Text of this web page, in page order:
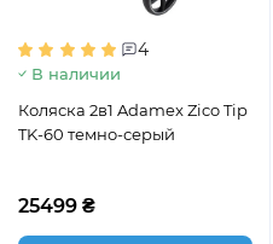
4
В наличии
Коляска 2в1 Adamex Zico Tip
TK-60 темно-серый
25499 ₴